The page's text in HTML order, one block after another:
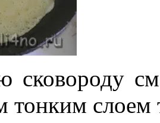
сковороду
тонким слоем